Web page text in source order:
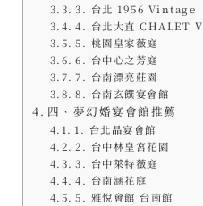
3. 台北 1956 Vintage
4. 台北大直 CHALET V
5. 桃園皇家薇庭
6. 台中心之芳庭
7. 台南漂亮莊園
8. 台南玄饌宴會館
四、夢幻婚宴會館推薦
1. 台北晶宴會館
2. 台中林皇宮花園
3. 台中萊特薇庭
4. 台南涵花庭
5. 雅悅會館 台南館